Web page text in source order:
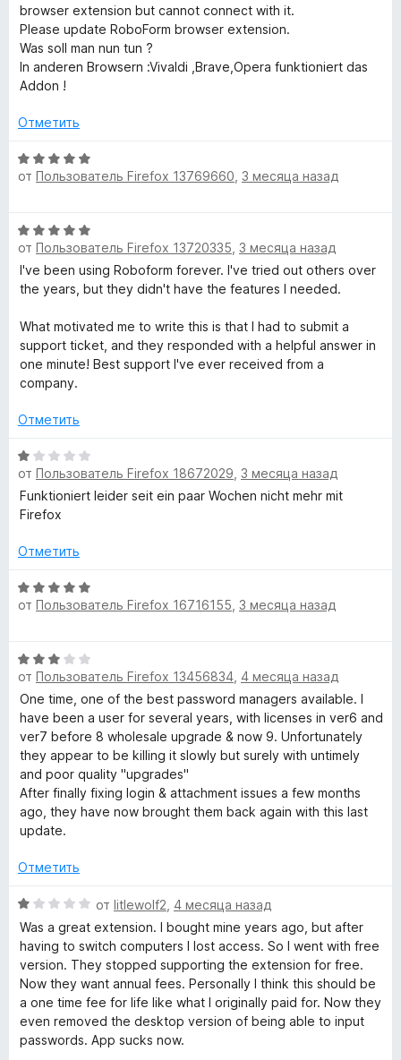
browser extension but cannot connect with it.
Please update RoboForm browser extension.
Was soll man nun tun ?
In anderen Browsern :Vivaldi ,Brave,Opera funktioniert das
Addon !
Отметить
О
ц
е
н
о
н
5
и
з
5
от Пользователь Firefox 13769660 3 месяца назад
О
ц
е
н
н
о
н
а
и
5
от Пользователь Firefox 13720335 3 месяца назад
I've been using Roboform forever. I've tried out others over
the years, but they didn't have the features I needed.
What motivated me to write this is that I had to submit a
support ticket, and they responded with a helpful answer in
one minute! Best support I've ever received from a
company.
Отметить
О
ц
е
н
н
н
а
з
5
от Пользователь Firefox 18672029 3 месяца назад
Funktioniert leider seit ein paar Wochen nicht mehr mit
Firefox
Отметить
О
ц
е
н
о
н
а
5
и
з
5
от Пользователь Firefox 16716155 3 месяца назад
О
ц
е
н
е
н
о
н
а
3
з
от Пользователь Firefox 13456834 4 месяца назад
One time, one of the best password managers available. I
have been a user for several years, with licenses in ver6 and
ver7 before 8 wholesale upgrade & now 9. Unfortunately
they appear to be killing it slowly but surely with untimely
and poor quality "upgrades"
After finally fixing login & attachment issues a few months
ago, they have now brought them back again with this last
update.
Отметить
О
ц
е
н
е
н
о
н
от litlewolf2 4 месяца назад
Was a great extension. I bought mine years ago, but after
having to switch computers I lost access. So I went with free
version. They stopped supporting the extension for free.
Now they want annual fees. Personally I think this should be
a one time fee for life like what I originally paid for. Now they
even removed the desktop version of being able to input
passwords. App sucks now.